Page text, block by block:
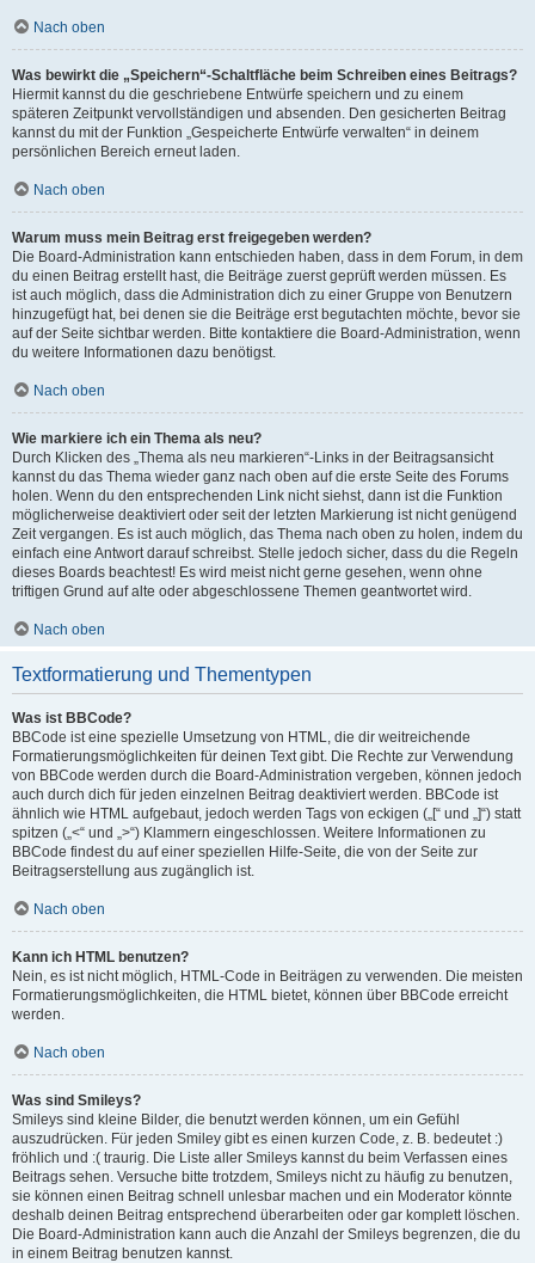
Nach oben
Was bewirkt die „Speichern“-Schaltfläche beim Schreiben eines Beitrags?
Hiermit kannst du die geschriebene Entwürfe speichern und zu einem
späteren Zeitpunkt vervollständigen und absenden. Den gesicherten Beitrag
kannst du mit der Funktion „Gespeicherte Entwürfe verwalten“ in deinem
persönlichen Bereich erneut laden.
Nach oben
Warum muss mein Beitrag erst freigegeben werden?
Die Board-Administration kann entschieden haben, dass in dem Forum, in dem
du einen Beitrag erstellt hast, die Beiträge zuerst geprüft werden müssen. Es
ist auch möglich, dass die Administration dich zu einer Gruppe von Benutzern
hinzugefügt hat, bei denen sie die Beiträge erst begutachten möchte, bevor sie
auf der Seite sichtbar werden. Bitte kontaktiere die Board-Administration, wenn
du weitere Informationen dazu benötigst.
Nach oben
Wie markiere ich ein Thema als neu?
Durch Klicken des „Thema als neu markieren“-Links in der Beitragsansicht
kannst du das Thema wieder ganz nach oben auf die erste Seite des Forums
holen. Wenn du den entsprechenden Link nicht siehst, dann ist die Funktion
möglicherweise deaktiviert oder seit der letzten Markierung ist nicht genügend
Zeit vergangen. Es ist auch möglich, das Thema nach oben zu holen, indem du
einfach eine Antwort darauf schreibst. Stelle jedoch sicher, dass du die Regeln
dieses Boards beachtest! Es wird meist nicht gerne gesehen, wenn ohne
triftigen Grund auf alte oder abgeschlossene Themen geantwortet wird.
Nach oben
Textformatierung und Thementypen
Was ist BBCode?
BBCode ist eine spezielle Umsetzung von HTML, die dir weitreichende
Formatierungsmöglichkeiten für deinen Text gibt. Die Rechte zur Verwendung
von BBCode werden durch die Board-Administration vergeben, können jedoch
auch durch dich für jeden einzelnen Beitrag deaktiviert werden. BBCode ist
ähnlich wie HTML aufgebaut, jedoch werden Tags von eckigen („[“ und „]“) statt
spitzen („<“ und „>“) Klammern eingeschlossen. Weitere Informationen zu
BBCode findest du auf einer speziellen Hilfe-Seite, die von der Seite zur
Beitragserstellung aus zugänglich ist.
Nach oben
Kann ich HTML benutzen?
Nein, es ist nicht möglich, HTML-Code in Beiträgen zu verwenden. Die meisten
Formatierungsmöglichkeiten, die HTML bietet, können über BBCode erreicht
werden.
Nach oben
Was sind Smileys?
Smileys sind kleine Bilder, die benutzt werden können, um ein Gefühl
auszudrücken. Für jeden Smiley gibt es einen kurzen Code, z. B. bedeutet :)
fröhlich und :( traurig. Die Liste aller Smileys kannst du beim Verfassen eines
Beitrags sehen. Versuche bitte trotzdem, Smileys nicht zu häufig zu benutzen,
sie können einen Beitrag schnell unlesbar machen und ein Moderator könnte
deshalb deinen Beitrag entsprechend überarbeiten oder gar komplett löschen.
Die Board-Administration kann auch die Anzahl der Smileys begrenzen, die du
in einem Beitrag benutzen kannst.